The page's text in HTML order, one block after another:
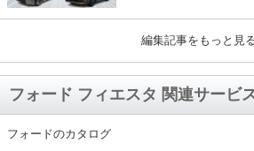
編集記事をもっと見
フォード フィエスタ 関連サービ
フォードのカタログ